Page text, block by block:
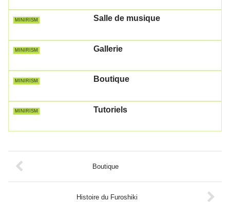
MINIRISM Salle de musique
MINIRISM Gallerie
MINIRISM Boutique
MINIRISM Tutoriels
Boutique
Histoire du Furoshiki